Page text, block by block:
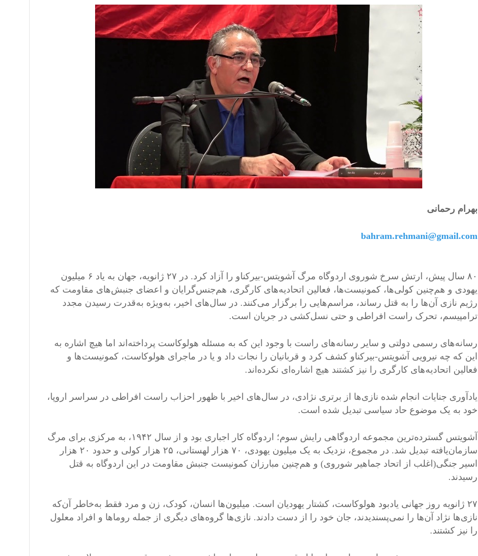
بهرام رحمانی
bahram.rehmani@gmail.com
۸۰ سال پیش، ارتش سرخ شوروی اردوگاه مرگ آشویتس-بیرکناو را آزاد کرد. در ۲۷ ژانویه، جهان به یاد ۶ میلیون
یهودی و هم‌چنین کولی‌ها، کمونیست‌ها، فعالین اتحادیه‌های کارگری، هم‌جنس‌گرایان و اعضای جنبش‌های مقاومت که
رژیم نازی آن‌ها را به قتل رساند، مراسم‌هایی را برگزار می‌کنند. در سال‌های اخیر، به‌ویژه به‌قدرت رسیدن مجدد
ترامپیسم، تحرک راست افراطی و حتی نسل‌کشی در جریان است.
رسانه‌های رسمی دولتی و سایر رسانه‌های راست با وجود این که به مسئله هولوکاست پرداخته‌اند اما هیچ اشاره به
این که چه نیرویی آشویتس-بیرکناو کشف کرد و قربانیان را نجات داد و یا در ماجرای هولوکاست، کمونیست‌ها و
فعالین اتحادیه‌های کارگری را نیز کشتند هیچ اشاره‌ای نکرده‌اند.
یادآوری جنایات انجام شده نازی‌ها از برتری نژادی، در سال‌های اخیر با ظهور احزاب راست افراطی در سراسر اروپا،
خود به یک موضوع حاد سیاسی تبدیل شده است.
آشویتس گسترده‌ترین مجموعه اردوگاهی رایش سوم؛ اردوگاه کار اجباری بود و از سال ۱۹۴۲، به مرکزی برای مرگ
سازمان‌یافته تبدیل شد. در مجموع، نزدیک به یک میلیون یهودی، ۷۰ هزار لهستانی، ۲۵ هزار کولی و حدود ۲۰ هزار
اسیر جنگی‌(اغلب از اتحاد جماهیر شوروی) و هم‌چنین مبارزان کمونیست جنبش مقاومت در این اردوگاه به قتل
رسیدند.
۲۷ ژانویه روز جهانی یادبود هولوکاست، کشتار یهودیان است. میلیون‌ها انسان، کودک، زن و مرد فقط به‌خاطر آن‌که
نازی‌ها نژاد آن‌ها را نمی‌پسندیدند، جان خود را از دست دادند. نازی‌ها گروه‌های دیگری از جمله روماها و افراد معلول
را نیز کشتند.